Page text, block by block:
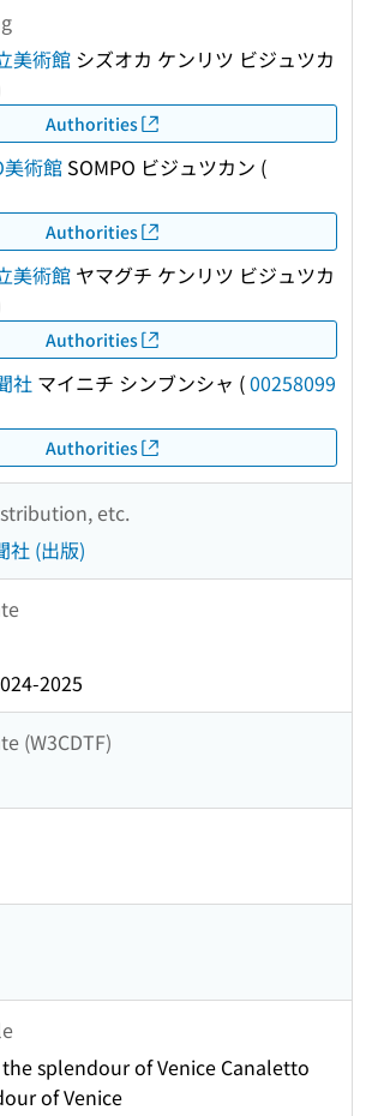
美術館 シズオカ ケンリツ ビジュツカ
Authorities
美術館 SOMPO ビジュツカン (
Authorities
美術館 ヤマグチ ケンリツ ビジュツカ
Authorities
社 マイニチ シンブンシャ (00258099
Authorities
etc.
社 (出版)
2025
(W3CDTF)
splendour of Venice Canaletto
of Venice